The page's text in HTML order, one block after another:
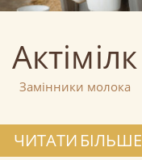
Актімілк
Замінники молока
ЧИТАТИ БІЛЬШЕ